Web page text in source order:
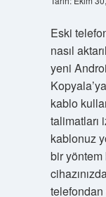
Eski
nasıl
yeni
kablo
talimatları
kablonuz
bir yöntem